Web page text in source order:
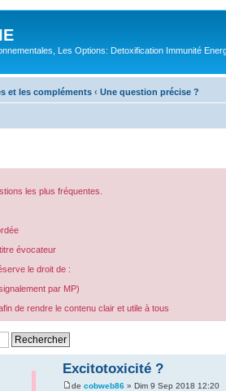
Les Options: Detoxification Immunité
et les compléments ‹ Une question précise ?
les plus fréquentes.
évocateur
le droit de :
par MP)
de rendre le contenu clair et utile à tous
Excitotoxicité ?
decobweb86 » Dim 9 Sep 2018 12:20